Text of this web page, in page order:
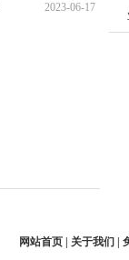
09:56:52
2023-06-17
网站首页 | 关于我们 |